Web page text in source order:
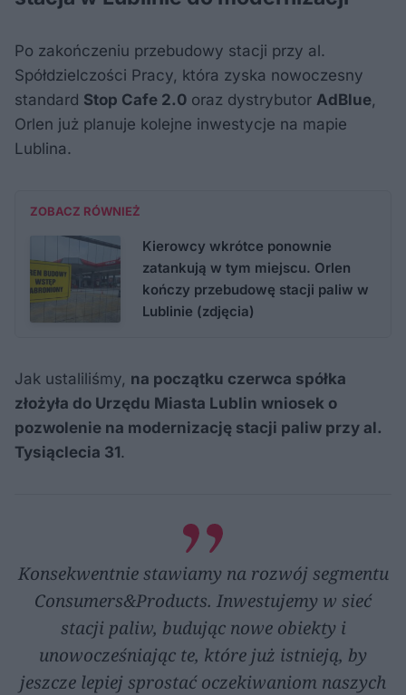
Po zakończeniu przebudowy stacji przy al.
Spółdzielczości Pracy, która zyska nowoczesny
standard Stop Cafe 2.0 oraz dystrybutor AdBlue
Orlen już planuje kolejne inwestycje na mapie
Lublina.
ZOBACZ RÓWNIEŻ
Kierowcy wkrótce ponownie
zatankują w tym miejscu. Orlen
kończy przebudowę stacji paliw w
Lublinie (zdjęcia)
Jak ustaliliśmy, na początku czerwca spółka
złożyła do Urzędu Miasta Lublin wniosek o
pozwolenie na modernizację stacji paliw przy al.
Tysiąclecia 31.
Konsekwentnie stawiamy na rozwój segmentu
Consumers&Products. Inwestujemy w sieć
stacji paliw, budując nowe obiekty i
unowocześniając te, które już istnieją, by
jeszcze lepiej sprostać oczekiwaniom naszych